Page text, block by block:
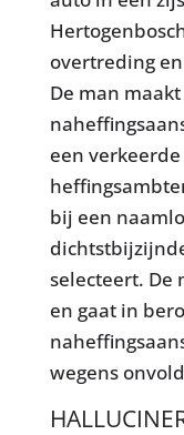
overtreding
De man
een
bij een
selecteert. De
en gaat in
wegens